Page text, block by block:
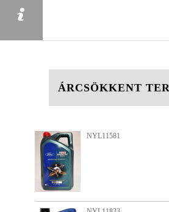
ÁRCSÖKKENT
NYL11581